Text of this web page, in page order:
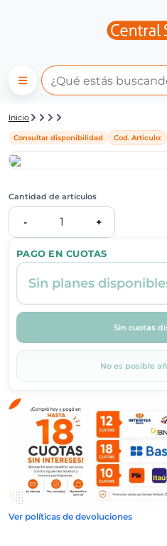
Detalle de
Inicio
Consultar disponibilidad Cod. Articulo:
PAGO EN CUOTAS
Sin planes
Sin cuotas
No es posible
Cantidad de artículos
- 1 +
Ver políticas de devoluciones